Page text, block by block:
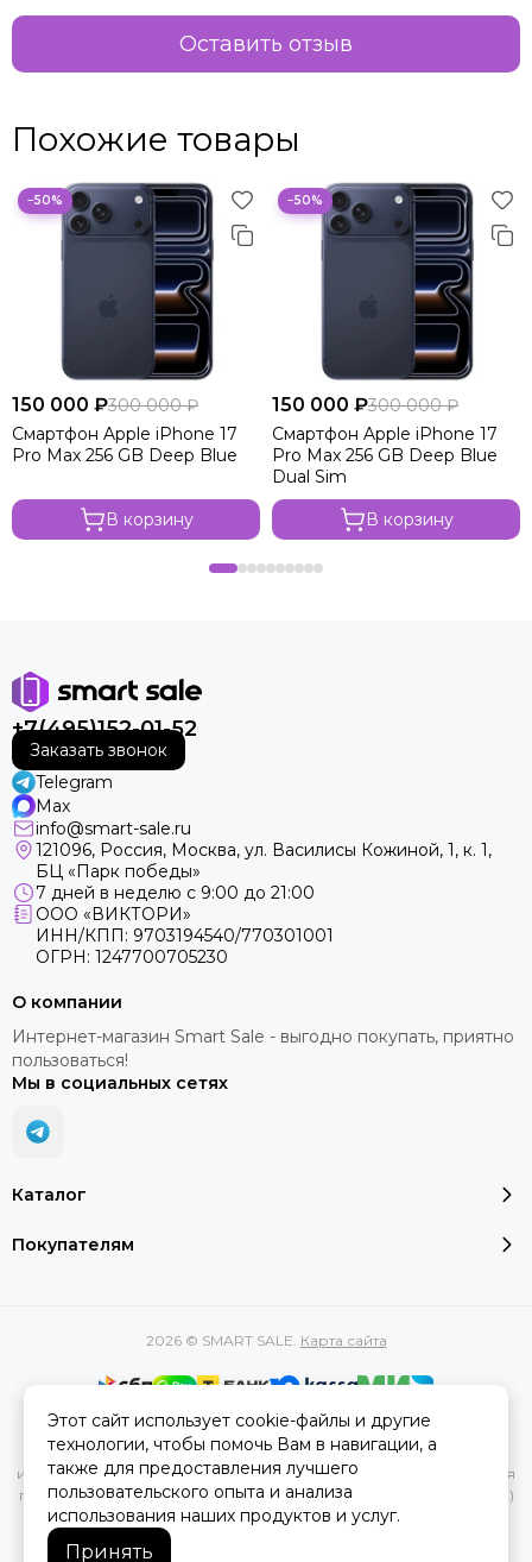
Оставить отзыв
Похожие товары
−50%
150 000 ₽300 000 ₽
Смартфон Apple iPhone 17
Pro Max 256 GB Deep Blue
В корзину
−50%
150 000 ₽300 000 ₽
Смартфон Apple iPhone 17
Pro Max 256 GB Deep Blue
Dual Sim
В корзину
+7(495)152-01-52
Заказать звонок
Telegram
Max
info@smart-sale.ru
121096, Россия, Москва, ул. Василисы Кожиной, 1, к. 1,
БЦ «Парк победы»
7 дней в неделю с 9:00 до 21:00
ООО «ВИКТОРИ»
ИНН/КПП: 9703194540/770301001
ОГРН: 1247700705230
Каталог
Покупателям
О компании
Интернет-магазин Smart Sale - выгодно покупать, приятно
пользоваться!
Мы в социальных сетях
2026 © SMART SALE. Карта сайта
Вся представленная на сайте информация, касающаяся
характеристик, стоимости товаров и услуг, носит
информационный характер и ни при каких условиях не является
публичной офертой, определяемой положениями Статьи 437(2)
Гражданского кодекса РФ.
Этот сайт использует cookie-файлы и другие
технологии, чтобы помочь Вам в навигации, а
также для предоставления лучшего
пользовательского опыта и анализа
использования наших продуктов и услуг.
Принять